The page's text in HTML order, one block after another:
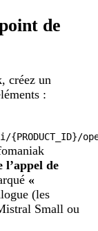
de
créez un
:
l’appel de
«
(les
Small ou